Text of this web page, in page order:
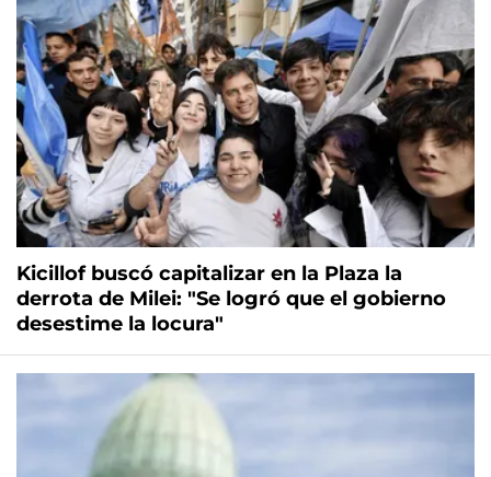
Kicillof buscó capitalizar en la Plaza la
derrota de Milei: "Se logró que el gobierno
desestime la locura"